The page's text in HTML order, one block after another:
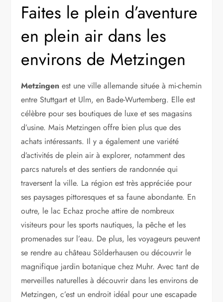
Faites le plein d’aventure
en plein air dans les
environs de Metzingen
Metzingen est une ville allemande située à mi-chemin
entre Stuttgart et Ulm, en Bade-Wurtemberg. Elle est
célèbre pour ses boutiques de luxe et ses magasins
d’usine. Mais Metzingen offre bien plus que des
achats intéressants. Il y a également une variété
d’activités de plein air à explorer, notamment des
parcs naturels et des sentiers de randonnée qui
traversent la ville. La région est très appréciée pour
ses paysages pittoresques et sa faune abondante. En
outre, le lac Echaz proche attire de nombreux
visiteurs pour les sports nautiques, la pêche et les
promenades sur l’eau. De plus, les voyageurs peuvent
se rendre au château Sölderhausen ou découvrir le
magnifique jardin botanique chez Muhr. Avec tant de
merveilles naturelles à découvrir dans les environs de
Metzingen, c’est un endroit idéal pour une escapade